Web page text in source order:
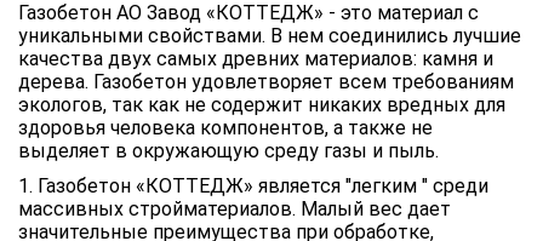
Газобетон АО Завод «КОТТЕДЖ» - это материал с
уникальными свойствами. В нем соединились лучшие
качества двух самых древних материалов: камня и
дерева. Газобетон удовлетворяет всем требованиям
экологов, так как не содержит никаких вредных для
здоровья человека компонентов, а также не
выделяет в окружающую среду газы и пыль.
1. Газобетон «КОТТЕДЖ» является "легким " среди
массивных стройматериалов. Малый вес дает
значительные преимущества при обработке,